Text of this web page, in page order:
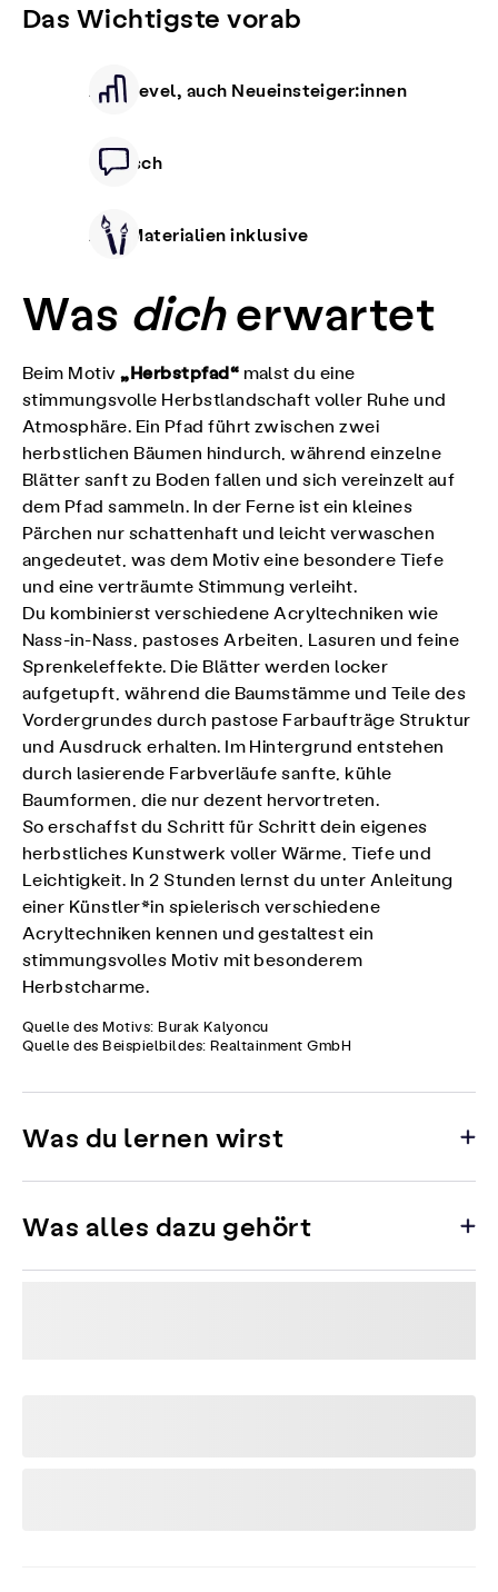
Das Wichtigste vorab
Alle Level, auch Neueinsteiger:innen
Deutsch
Alle Materialien inklusive
Was dicherwartet
Beim Motiv„Herbstpfad“ malst du eine
stimmungsvolle Herbstlandschaft voller Ruhe und
Atmosphäre. Ein Pfad führt zwischen zwei
herbstlichen Bäumen hindurch, während einzelne
Blätter sanft zu Boden fallen und sich vereinzelt auf
dem Pfad sammeln. In der Ferne ist ein kleines
Pärchen nur schattenhaft und leicht verwaschen
angedeutet, was dem Motiv eine besondere Tiefe
und eine verträumte Stimmung verleiht.
Du kombinierst verschiedene Acryltechniken wie
Nass-in-Nass, pastoses Arbeiten, Lasuren und feine
Sprenkeleffekte. Die Blätter werden locker
aufgetupft, während die Baumstämme und Teile des
Vordergrundes durch pastose Farbaufträge Struktur
und Ausdruck erhalten. Im Hintergrund entstehen
durch lasierende Farbverläufe sanfte, kühle
Baumformen, die nur dezent hervortreten.
So erschaffst du Schritt für Schritt dein eigenes
herbstliches Kunstwerk voller Wärme, Tiefe und
Leichtigkeit. In 2 Stunden lernst du unter Anleitung
einer Künstler*in spielerisch verschiedene
Acryltechniken kennen und gestaltest ein
stimmungsvolles Motiv mit besonderem
Herbstcharme.
Quelle des Motivs: Burak Kalyoncu
Quelle des Beispielbildes: Realtainment GmbH
Was du lernen wirst
Was alles dazu gehört